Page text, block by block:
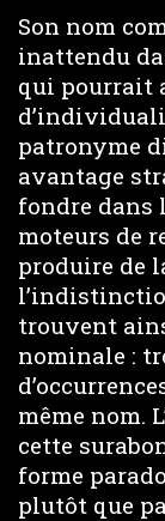
Son nom
inattendu
qui pourrait
patronyme
avantage
fondre dans
moteurs de
produire de
trouvent
nominale :
même nom.
cette
forme
plutôt que